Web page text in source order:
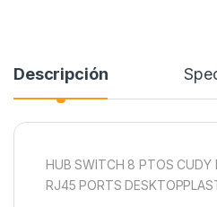
Descripción
HUB SWITCH 8 PTOS CUDY
RJ45 PORTS